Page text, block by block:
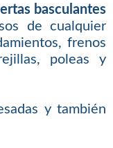
basculantes
de cualquier
frenos
poleas y
y también